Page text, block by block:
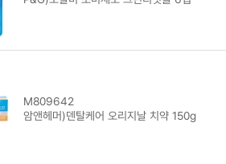
M809642
암앤헤머)덴탈케어 오리지날 치약 150g